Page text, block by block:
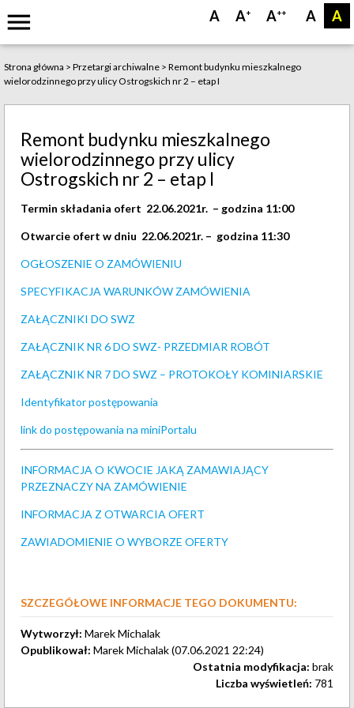
menu A
A
A++
A+
A
Strona główna > Przetargi archiwalne > Remont budynku mieszkalnego
wielorodzinnego przy ulicy Ostrogskich nr 2 – etap I
Remont budynku mieszkalnego
wielorodzinnego przy ulicy
Ostrogskich nr 2 – etap I
Termin składania ofert 22.06.2021r. – godzina 11:00
Otwarcie ofert w dniu 22.06.2021r. – godzina 11:30
OGŁOSZENIE O ZAMÓWIENIU
SPECYFIKACJA WARUNKÓW ZAMÓWIENIA
ZAŁĄCZNIKI DO SWZ
ZAŁĄCZNIK NR 6 DO SWZ- PRZEDMIAR ROBÓT
ZAŁĄCZNIK NR 7 DO SWZ – PROTOKOŁY KOMINIARSKIE
Identyfikator postępowania
link do postępowania na miniPortalu
INFORMACJA O KWOCIE JAKĄ ZAMAWIAJĄCY
PRZEZNACZY NA ZAMÓWIENIE
INFORMACJA Z OTWARCIA OFERT
ZAWIADOMIENIE O WYBORZE OFERTY
SZCZEGÓŁOWE INFORMACJE TEGO DOKUMENTU:
Wytworzył: Marek Michalak
Opublikował: Marek Michalak (07.06.2021 22:24)
Ostatnia modyfikacja: brak
Liczba wyświetleń: 781